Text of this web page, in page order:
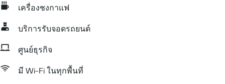
เครื่องชงกาแฟ
บริการรับจอดรถยนต์
ศูนย์ธุรกิจ
มี Wi-Fi ในทุกพื้นที่